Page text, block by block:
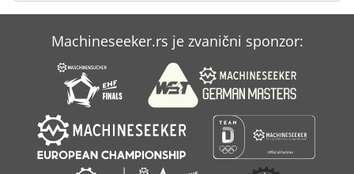
Machineseeker.rs je zvanični sponzor: